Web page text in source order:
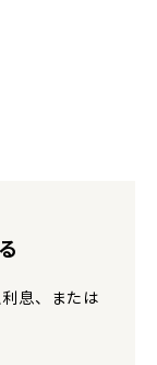
息、または